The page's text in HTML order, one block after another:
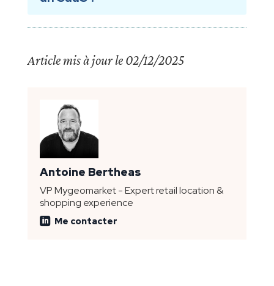
Article mis à jour le 02/12/2025
Antoine Bertheas
VP Mygeomarket - Expert retail location &
shopping experience
Me contacter